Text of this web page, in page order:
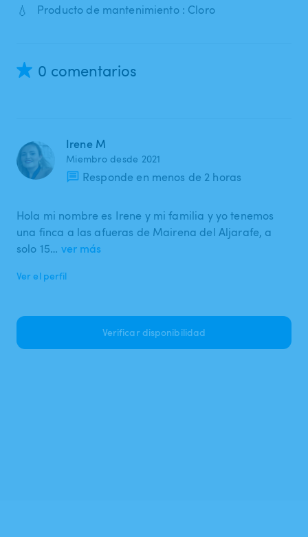
💧 Producto de mantenimiento : Cloro
0 comentarios
Irene M
Miembro desde 2021
Responde en menos de 2 horas
Hola mi nombre es Irene y mi familia y yo tenemos
una finca a las afueras de Mairena del Aljarafe, a
solo 15… ver más
Ver el perfil
Verificar disponibilidad